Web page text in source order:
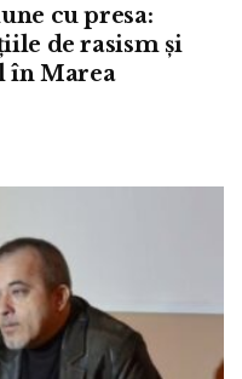
cu presa:
de rasism și
în Marea